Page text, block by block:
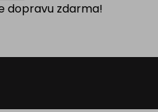
dopravu zdarma!